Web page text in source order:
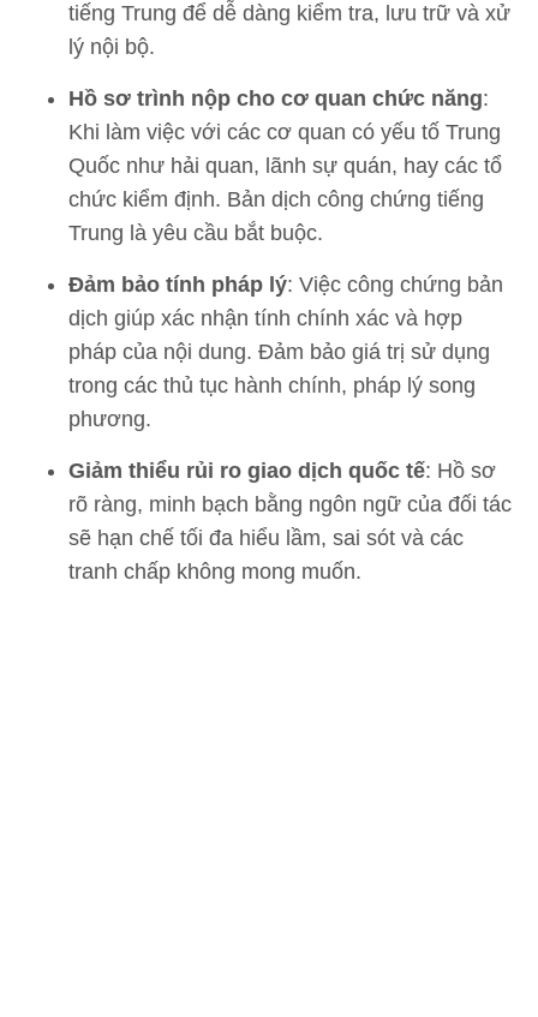
tiếng Trung để dễ dàng kiểm tra, lưu trữ và xử
lý nội bộ.
Hồ sơ trình nộp cho cơ quan chức năng:
Khi làm việc với các cơ quan có yếu tố Trung
Quốc như hải quan, lãnh sự quán, hay các tổ
chức kiểm định. Bản dịch công chứng tiếng
Trung là yêu cầu bắt buộc.
Đảm bảo tính pháp lý: Việc công chứng bản
dịch giúp xác nhận tính chính xác và hợp
pháp của nội dung. Đảm bảo giá trị sử dụng
trong các thủ tục hành chính, pháp lý song
phương.
Giảm thiểu rủi ro giao dịch quốc tế: Hồ sơ
rõ ràng, minh bạch bằng ngôn ngữ của đối tác
sẽ hạn chế tối đa hiểu lầm, sai sót và các
tranh chấp không mong muốn.